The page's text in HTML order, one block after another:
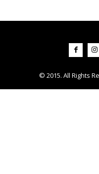
© 2015. All Rights